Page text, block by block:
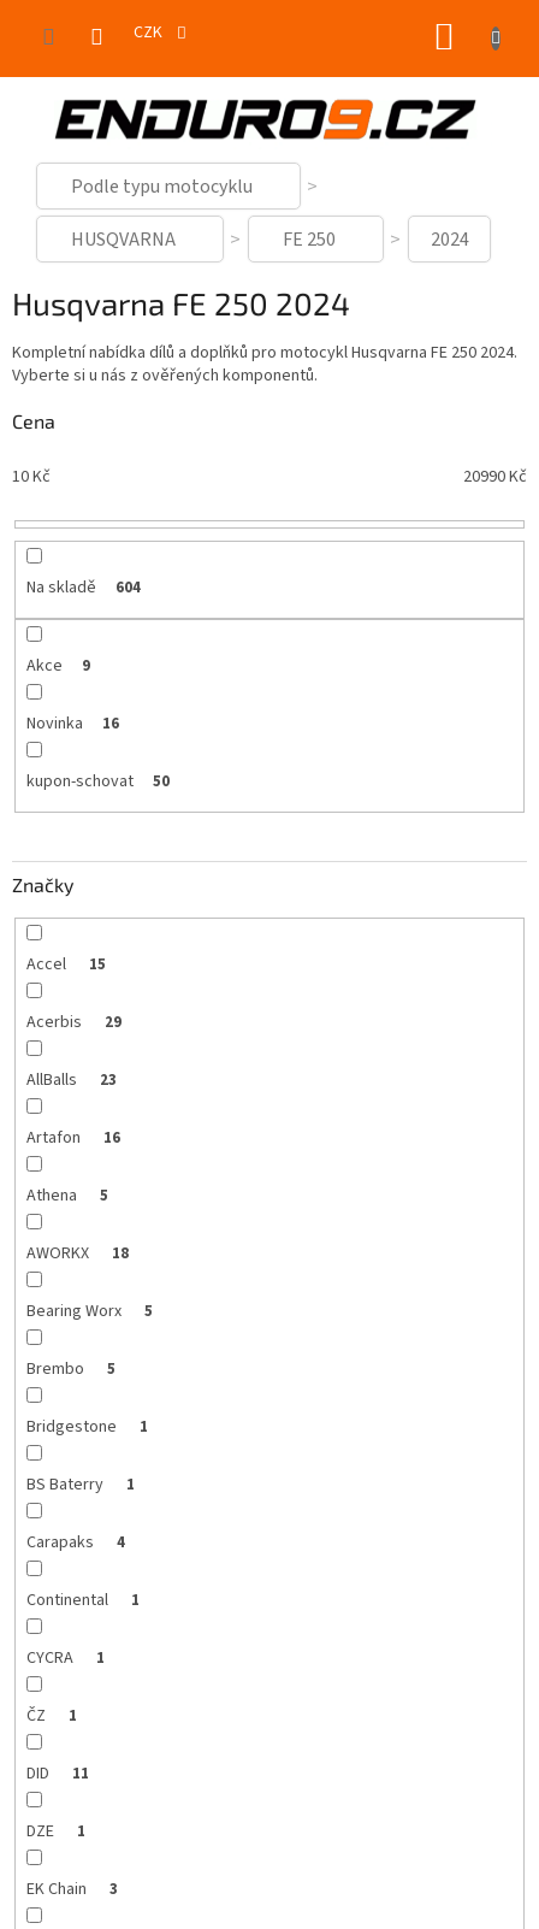
CZK
Podle typu motocyklu
HUSQVARNA
FE 250 2024
Husqvarna FE 250 2024
Kompletní nabídka dílů a doplňků pro motocykl Husqvarna FE 250 2024.
Vyberte si u nás z ověřených komponentů.
Cena
10Kč 20990Kč
Na skladě 604
Akce 9
Novinka 16
kupon-schovat 50
Značky
Accel 15
Acerbis 29
AllBalls 23
Artafon 16
Athena 5
AWORKX 18
Bearing Worx 5
Brembo 5
Bridgestone 1
BS Baterry 1
Carapaks 4
Continental 1
CYCRA 1
ČZ 1
DID 11
DZE 1
EK Chain 3